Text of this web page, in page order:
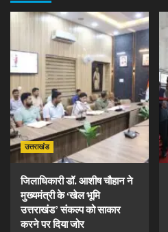
उत्तराखंड
जिलाधिकारी डॉ. आशीष चौहान ने
मुख्यमंत्री के ‘खेल भूमि
उत्तराखंड’ संकल्प को साकार
करने पर दिया जोर